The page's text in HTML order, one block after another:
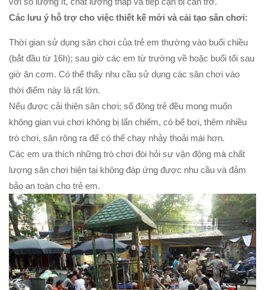
Các lưu ý hỗ trợ cho việc thiết kế mới và cải tạo sân chơi:
Thời gian sử dụng sân chơi của trẻ em thường vào buổi chiều
(bắt đầu từ 16h); sau giờ các em từ trường về hoặc buổi tối sau
giờ ăn cơm. Có thể thấy nhu cầu sử dụng các sân chơi vào
thời điểm này là rất lớn.
Nếu được cải thiện sân chơi; số đông trẻ đều mong muốn
không gian vui chơi không bị lấn chiếm, có bể bơi, thêm nhiều
trò chơi, sân rộng ra để có thể chạy nhảy thoải mái hơn.
Các em ưa thích những trò chơi đòi hỏi sự vận động mà chất
lượng sân chơi hiện tại không đáp ứng được nhu cầu và đảm
bảo an toàn cho trẻ em.